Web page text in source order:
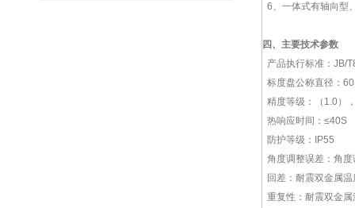
6、一体式有轴向型
四、主要技术参数
产品执行标准：JB/
标度盘公称直径：
精度等级：（1.0）
热响应时间：≤40S
防护等级：IP55
角度调整误差：角
回差：耐震双金属
重复性：耐震双金